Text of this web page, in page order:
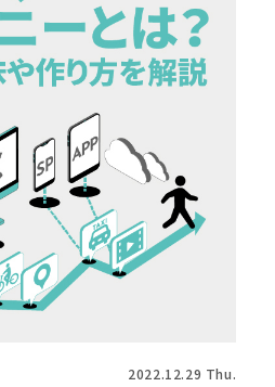
2022.12.29 Thu.